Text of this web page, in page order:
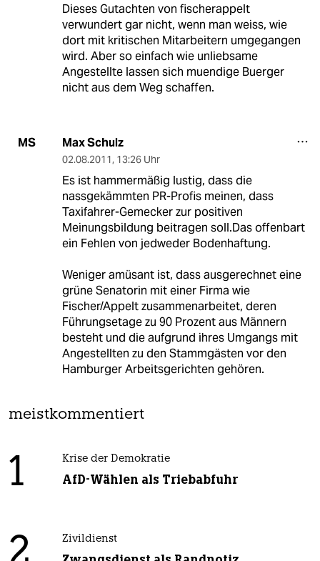
Dieses Gutachten von fischerappelt
verwundert gar nicht, wenn man weiss, wie
dort mit kritischen Mitarbeitern umgegangen
wird. Aber so einfach wie unliebsame
Angestellte lassen sich muendige Buerger
nicht aus dem Weg schaffen.
MS Max Schulz
02.08.2011, 13:26 Uhr
Es ist hammermäßig lustig, dass die
nassgekämmten PR-Profis meinen, dass
Taxifahrer-Gemecker zur positiven
Meinungsbildung beitragen soll.Das offenbart
ein Fehlen von jedweder Bodenhaftung.
Weniger amüsant ist, dass ausgerechnet eine
grüne Senatorin mit einer Firma wie
Fischer/Appelt zusammenarbeitet, deren
Führungsetage zu 90 Prozent aus Männern
besteht und die aufgrund ihres Umgangs mit
Angestellten zu den Stammgästen vor den
Hamburger Arbeitsgerichten gehören.
meistkommentiert
1 Krise der Demokratie
AfD-Wählen als Triebabfuhr
Zivildienst